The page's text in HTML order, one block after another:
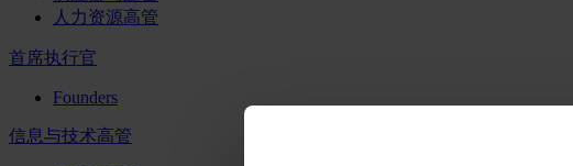
人力资源高管
首席执行官
Founders
信息与技术高管